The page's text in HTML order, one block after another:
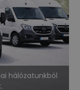
hálózatunkból